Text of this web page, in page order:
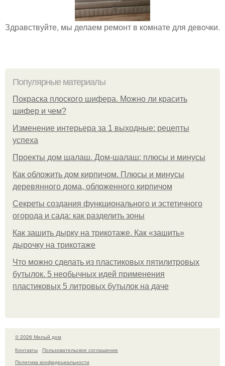
Здравствуйте, мы делаем ремонт в комнате для девочки.
Популярные материалы
Покраска плоского шифера. Можно ли красить
шифер и чем?
Изменение интерьера за 1 выходные: рецепты
успеха
Проекты дом шалаш. Дом-шалаш: плюсы и минусы
Как обложить дом кирпичом. Плюсы и минусы
деревянного дома, обложенного кирпичом
Секреты создания функционального и эстетичного
огорода и сада: как разделить зоны
Как зашить дырку на трикотаже. Как «зашить»
дырочку на трикотаже
Что можно сделать из пластиковых пятилитровых
бутылок. 5 необычных идей применения
пластиковых 5 литровых бутылок на даче
© 2026 Милый дом
Контакты
Пользовательское соглашение
Политика конфидециальности